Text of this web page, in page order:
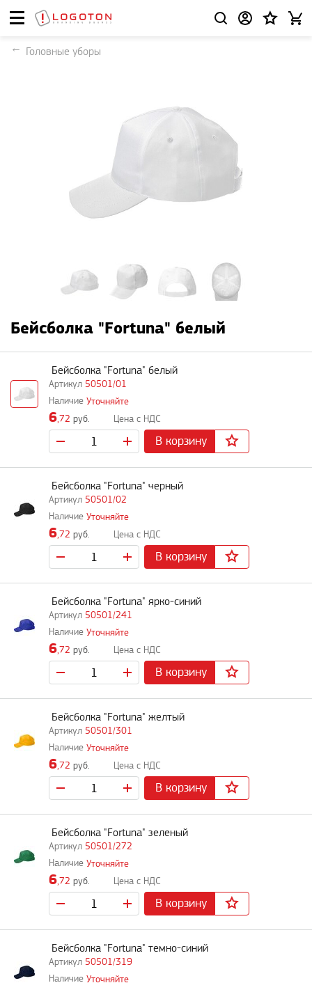
Головные уборы
Бейсболка "Fortuna" белый
50501/01
Бейсболка "Fortuna" белый
Уточняйте
6,72 руб.
В корзину
50501/02
Бейсболка "Fortuna" черный
Уточняйте
6,72 руб.
В корзину
50501/241
Бейсболка "Fortuna" ярко-синий
Уточняйте
6,72 руб.
В корзину
50501/301
Бейсболка "Fortuna" желтый
Уточняйте
6,72 руб.
В корзину
50501/272
Бейсболка "Fortuna" зеленый
Уточняйте
6,72 руб.
В корзину
50501/319
Бейсболка "Fortuna" темно-синий
Уточняйте